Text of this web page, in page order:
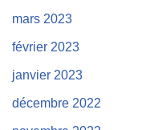
mars 2023
février 2023
janvier 2023
décembre 2022